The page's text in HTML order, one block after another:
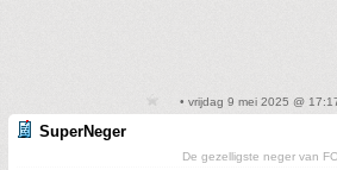
• vrijdag 9 mei 2025 @
SuperNeger
De gezelligste neger van